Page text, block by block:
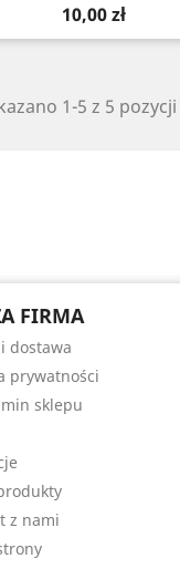
Cena
10,00 zł
1-5 z 5 pozycji
FIRMA
dostawa
prywatności
sklepu
z nami